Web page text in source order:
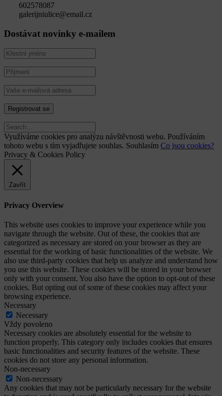
602578087
galerijniulice@email.cz
Dostávat novinky e-mailem
Využíváme cookies pro analýzu návštěvnosti webu. Používáním
tohoto webu s tím vyjadřujete souhlas. Souhlasím Co jsou cookies?
Privacy & Cookies Policy
Zavřít
Privacy Overview
This website uses cookies to improve your experience while you
navigate through the website. Out of these, the cookies that are
categorized as necessary are stored on your browser as they are
essential for the working of basic functionalities of the website. We
also use third-party cookies that help us analyze and understand how
you use this website. These cookies will be stored in your browser
only with your consent. You also have the option to opt-out of these
cookies. But opting out of some of these cookies may affect your
browsing experience.
Necessary
Necessary
Vždy povoleno
Necessary cookies are absolutely essential for the website to
function properly. This category only includes cookies that ensures
basic functionalities and security features of the website. These
cookies do not store any personal information.
Non-necessary
Non-necessary
Any cookies that may not be particularly necessary for the website